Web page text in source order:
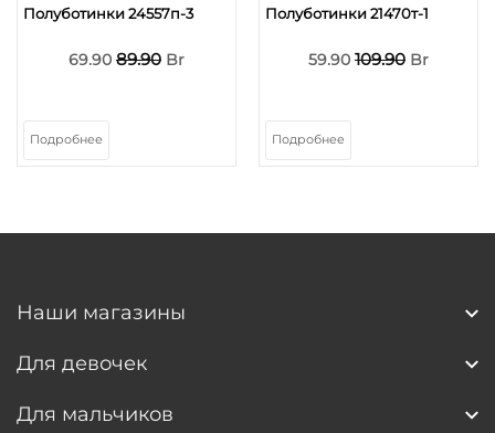
Полуботинки 24557п-3
69.90 89.90 Br
Подробнее
Полуботинки 21470т-1
59.90 109.90 Br
Подробнее
Наши магазины
Для девочек
Для мальчиков